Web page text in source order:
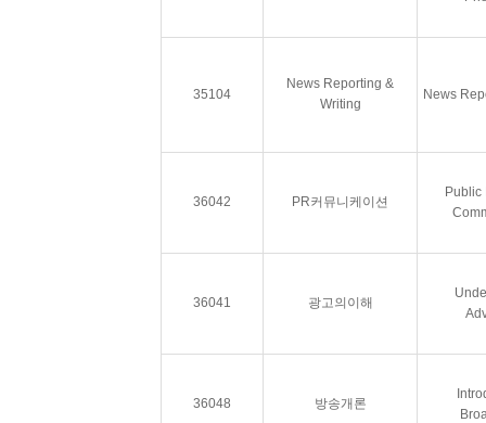
35104
News Reporting &
Writing
News
36042 PR커뮤니케이션
Public
36041 광고의이해
36048 방송개론